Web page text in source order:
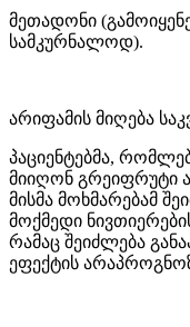
მეთადონი
სამკურნალოდ).
არიფამის მიღება
პაციენტებმა,
მიიღონ გრეიფრუტი
მისმა მოხმარებამ
მოქმედი
რამაც შეიძლება
ეფექტის